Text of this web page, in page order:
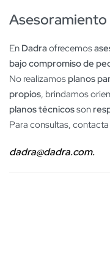
En Dadraofrecemos
bajo compromiso de
No realizamos planos
propios, brindamos
planos técnicosson
Para consultas,
dadra@dadra.com.